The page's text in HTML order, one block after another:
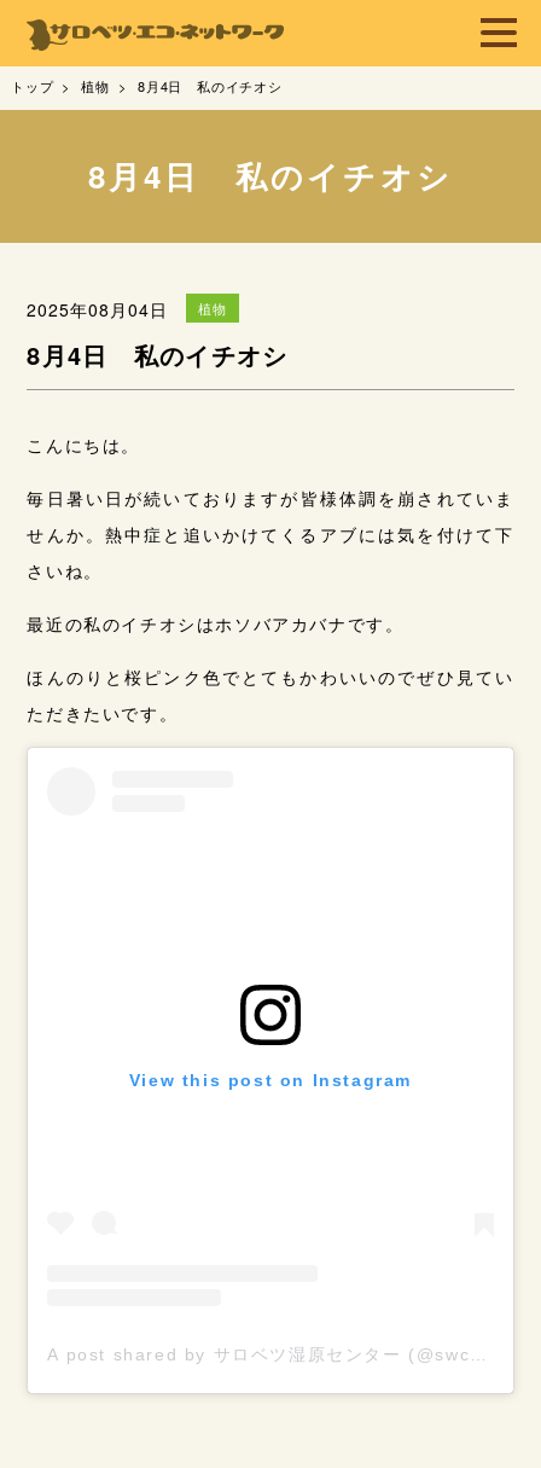
トップ 植物 8月4日 私のイチオシ
8月4日 私のイチオシ
2025年08月04日 植物
8月4日 私のイチオシ
こんにちは。
毎日暑い日が続いておりますが皆様体調を崩されていま
せんか。熱中症と追いかけてくるアブには気を付けて下
さいね。
最近の私のイチオシはホソバアカバナです。
ほんのりと桜ピンク色でとてもかわいいのでぜひ見てい
ただきたいです。
View this post on Instagram